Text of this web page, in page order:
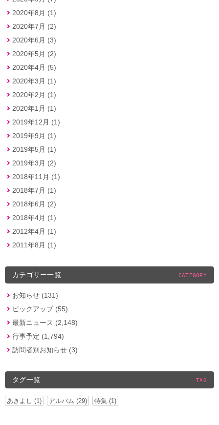
2020年8月 (1)
2020年7月 (2)
2020年6月 (3)
2020年5月 (2)
2020年4月 (5)
2020年3月 (1)
2020年2月 (1)
2020年1月 (1)
2019年12月 (1)
2019年9月 (1)
2019年5月 (1)
2019年3月 (2)
2018年11月 (1)
2018年7月 (1)
2018年6月 (2)
2018年4月 (1)
2012年4月 (1)
2011年8月 (1)
カテゴリー一覧 CATEGORY
お知らせ (131)
ピックアップ (55)
最新ニュース (2,148)
行事予定 (1,794)
訪問者別お知らせ (3)
タグ一覧 TAG
あきよし (1) アルバム (29) 特集 (1)